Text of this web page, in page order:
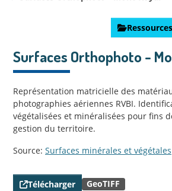
Surfaces Orthophoto -
Représentation matricielle des
photographies aériennes RVBI.
végétalisées et minéralisées pour fins
gestion du territoire.
Source: Surfaces minérales et végétales
Télécharger GeoTIFF